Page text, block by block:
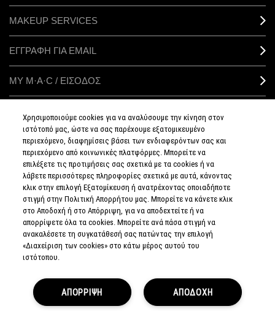
MAKEUP SERVICES
ΕΓΓΡΑΦΗ ΓΙΑ EMAIL
ΜΥ M·A·C / ΕΙΣΟΔΟΣ
ΣΥΝΔΕΘΕΙΤΕ
ΠΟΛΙΤΙΚΗ
ΑΠΟΡΡΗΤΟΥ
ΟΡΟΙ &
ΠΡΟΥΠΟΘΕΣΕΙΣ
ΟΡΟΙ
ΠΩΛΗΣΗΣ
ΠΟΛΙΤΙΚΗ
ΕΝΗΜΕΡΩΘΕΙΤΕ
ΓΙΑ ΤΑ ΠΛΑΣΤΑ
ΠΡΟΪΟΝΤΑ
ΔΙΑΧΕΙΡΙΣΤΕΙΤΕ
Χρησιμοποιούμε cookies για να αναλύσουμε την κίνηση στον
ιστότοπό μας, ώστε να σας παρέχουμε εξατομικευμένο
περιεχόμενο, διαφημίσεις βάσει των ενδιαφερόντων σας και
περιεχόμενο από κοινωνικές πλατφόρμες. Μπορείτε να
επιλέξετε τις προτιμήσεις σας σχετικά με τα cookies ή να
λάβετε περισσότερες πληροφορίες σχετικά με αυτά, κάνοντας
κλικ στην επιλογή Εξατομίκευση ή ανατρέχοντας οποιαδήποτε
στιγμή στην Πολιτική Απορρήτου μας. Μπορείτε να κάνετε κλικ
στο Αποδοχή ή στο Απόρριψη, για να αποδεχτείτε ή να
απορρίψετε όλα τα cookies. Μπορείτε ανά πάσα στιγμή να
ανακαλέσετε τη συγκατάθεσή σας πατώντας την επιλογή
«Διαχείριση των cookies» στο κάτω μέρος αυτού του
ιστότοπου.
ΑΠΟΔΟΧΗ
ΑΠΟΡΡΙΨΗ